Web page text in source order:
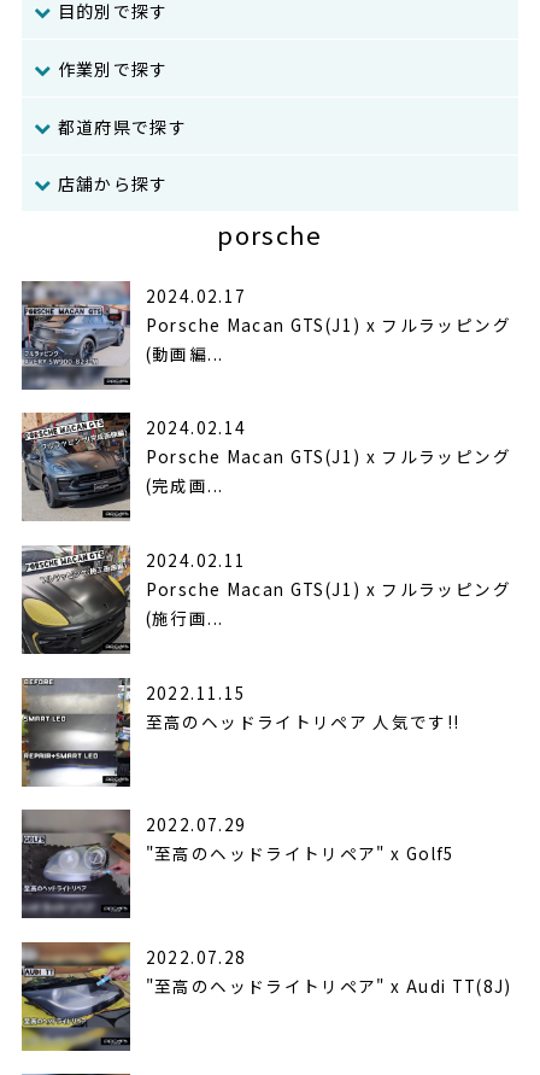
目的別で探す
作業別で探す
都道府県で探す
店舗から探す
porsche
2024.02.17
Porsche Macan GTS(J1) x フルラッピング
(動画編...
2024.02.14
Porsche Macan GTS(J1) x フルラッピング
(完成画...
2024.02.11
Porsche Macan GTS(J1) x フルラッピング
(施行画...
2022.11.15
至高のヘッドライトリペア 人気です!!
2022.07.29
"至高のヘッドライトリペア" x Golf5
2022.07.28
"至高のヘッドライトリペア" x Audi TT(8J)